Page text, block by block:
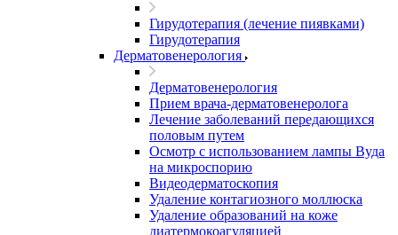
Гирудотерапия (лечение пиявками)
Гирудотерапия
Дерматовенерология
Дерматовенерология
Прием врача-дерматовенеролога
Лечение заболеваний передающихся
половым путем
Осмотр с использованием лампы Вуда
на микроспорию
Видеодерматоскопия
Удаление контагиозного моллюска
Удаление образований на коже
диатермокоагуляцией